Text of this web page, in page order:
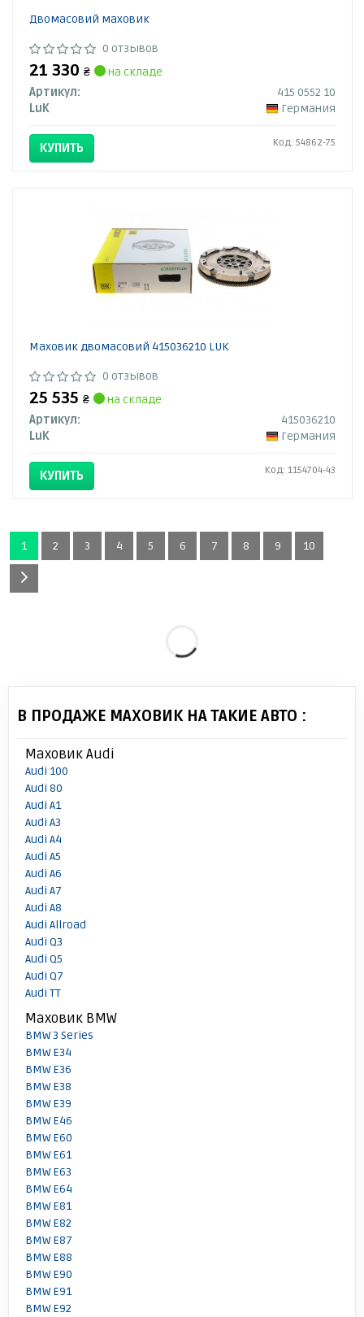
Двомасовий маховик
0 отзывов
21 330 ₴
на складе
Артикул:
415 0552 10
LuK
Германия
КУПИТЬ Код: 54862-75
Маховик двомасовий 415036210 LUK
0 отзывов
25 535 ₴
на складе
Артикул:
415036210
LuK
Германия
КУПИТЬ Код: 1154704-43
1 2 3 4 5 6 7 8 9 10
В ПРОДАЖЕ МАХОВИК НА ТАКИЕ АВТО :
Маховик Audi
Audi 100
Audi 80
Audi A1
Audi A3
Audi A4
Audi A5
Audi A6
Audi A7
Audi A8
Audi Allroad
Audi Q3
Audi Q5
Audi Q7
Audi TT
Маховик BMW
BMW 3 Series
BMW E34
BMW E36
BMW E38
BMW E39
BMW E46
BMW E60
BMW E61
BMW E63
BMW E64
BMW E81
BMW E82
BMW E87
BMW E88
BMW E90
BMW E91
BMW E92